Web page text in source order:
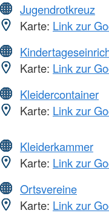
Jugendrotkreuz
Karte: Link zur
Karte: Link zur
Kleidercontainer
Karte: Link zur
Kleiderkammer
Karte: Link zur
Ortsvereine
Karte: Link zur